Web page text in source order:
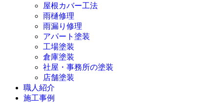
屋根カバー工法
雨樋修理
雨漏り修理
アパート塗装
工場塗装
倉庫塗装
社屋・事務所の塗装
店舗塗装
職人紹介
施工事例